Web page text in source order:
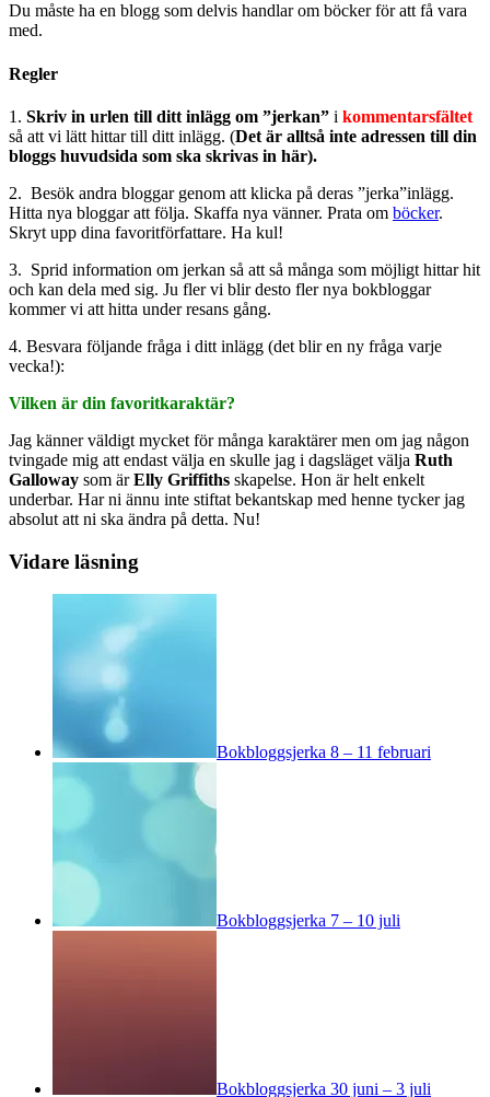
Du måste ha en blogg som delvis handlar om böcker för att få vara
med.
Regler
1. Skriv in urlen till ditt inlägg om ”jerkan” i kommentarsfältet
så att vi lätt hittar till ditt inlägg. (Det är alltså inte adressen till din
bloggs huvudsida som ska skrivas in här).
2. Besök andra bloggar genom att klicka på deras ”jerka”inlägg.
Hitta nya bloggar att följa. Skaffa nya vänner. Prata om böcker.
Skryt upp dina favoritförfattare. Ha kul!
3. Sprid information om jerkan så att så många som möjligt hittar hit
och kan dela med sig. Ju fler vi blir desto fler nya bokbloggar
kommer vi att hitta under resans gång.
4. Besvara följande fråga i ditt inlägg (det blir en ny fråga varje
vecka!):
Vilken är din favoritkaraktär?
Jag känner väldigt mycket för många karaktärer men om jag någon
tvingade mig att endast välja en skulle jag i dagsläget välja Ruth
Galloway som ärElly Griffiths skapelse. Hon är helt enkelt
underbar. Har ni ännu inte stiftat bekantskap med henne tycker jag
absolut att ni ska ändra på detta. Nu!
Vidare läsning
Bokbloggsjerka 8 – 11 februari
Bokbloggsjerka 7 – 10 juli
Bokbloggsjerka 30 juni – 3 juli